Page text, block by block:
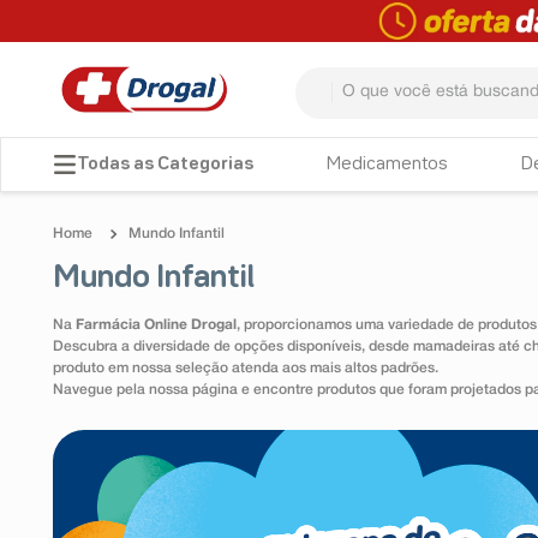
Medicamentos
Mundo Infantil
Mundo Infantil
Na Farmácia Online Drogal , proporcionamos uma variedade de
Descubra a diversidade de opções disponíveis, desde mamadeiras até
produto em nossa seleção atenda aos mais altos padrões.
Navegue pela nossa página e encontre produtos que foram projetados
TERMOS MAIS BUSCADOS
4º tadalafila
5º minoxidil